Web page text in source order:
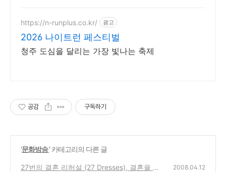
https://n-runplus.co.kr/ 광고
2026 나이트런 페스티벌
청주 도심을 달리는 가장 빛나는 축제
공감 구독하기
'문화방송' 카테고리의 다른 글
27번의 결혼 리허설 (27 Dresses), 결혼을 앞
2008.04.12